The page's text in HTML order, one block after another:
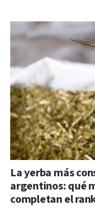
La yerba más
argentinos: qué
completan el